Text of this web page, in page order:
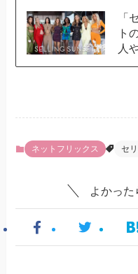
「
ト
人
ネットフリックス セ
よかった